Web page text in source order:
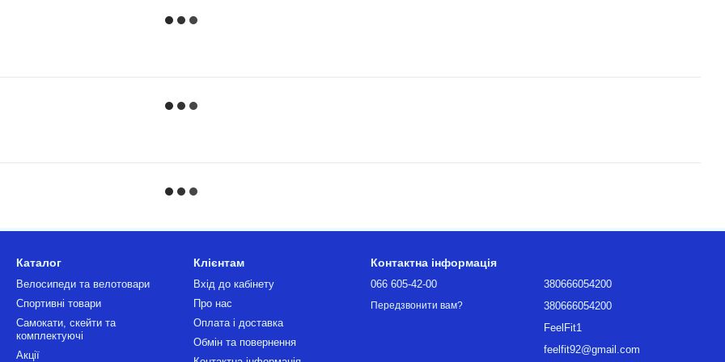
Каталог
Велосипеди та велотовари
Спортивні товари
Самокати, скейти та
комплектуючі
Акції
Клієнтам
Вхід до кабінету
Про нас
Оплата і доставка
Обмін та повернення
Контактна інформація
066 605-42-00
Передзвонити вам?
380666054200
380666054200
FeelFit1
feelfit92@gmail.com